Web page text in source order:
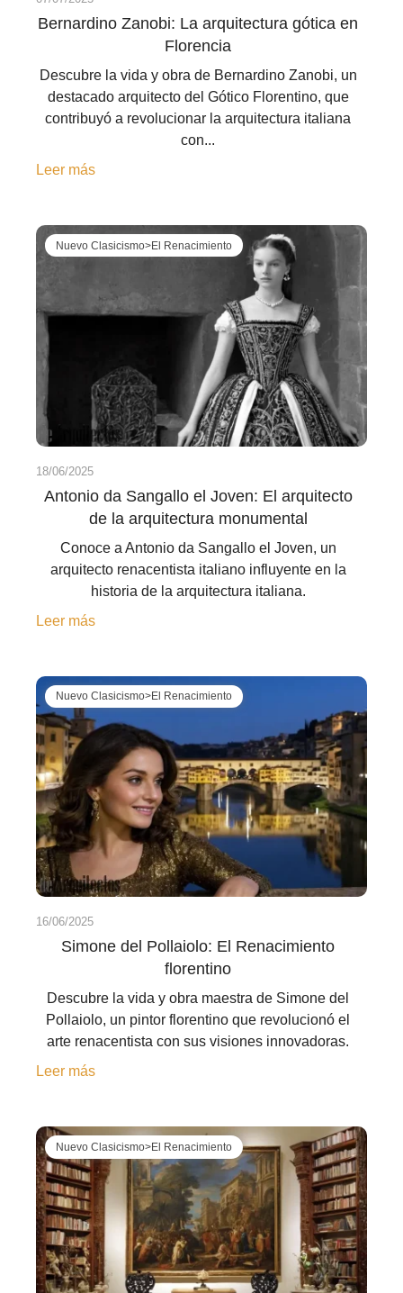
Bernardino Zanobi: La arquitectura gótica en
Florencia
Descubre la vida y obra de Bernardino Zanobi, un
destacado arquitecto del Gótico Florentino, que
contribuyó a revolucionar la arquitectura italiana
con...
Leer más
Nuevo Clasicismo>El Renacimiento
18/06/2025
Antonio da Sangallo el Joven: El arquitecto
de la arquitectura monumental
Conoce a Antonio da Sangallo el Joven, un
arquitecto renacentista italiano influyente en la
historia de la arquitectura italiana.
Leer más
Nuevo Clasicismo>El Renacimiento
16/06/2025
Simone del Pollaiolo: El Renacimiento
florentino
Descubre la vida y obra maestra de Simone del
Pollaiolo, un pintor florentino que revolucionó el
arte renacentista con sus visiones innovadoras.
Leer más
Nuevo Clasicismo>El Renacimiento